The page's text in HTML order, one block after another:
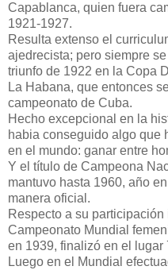
Capablanca, quien fuera
1921-1927.
Resulta extenso el
ajedrecista; pero siempre
triunfo de 1922 en la Copa
La Habana, que entonces
campeonato de Cuba.
Hecho excepcional en la
habia conseguido algo que
en el mundo: ganar entre
Y el título de Campeona
mantuvo hasta 1960, año
manera oficial.
Respecto a su
Campeonato Mundial
en 1939, finalizó en el lugar
Luego en el Mundial